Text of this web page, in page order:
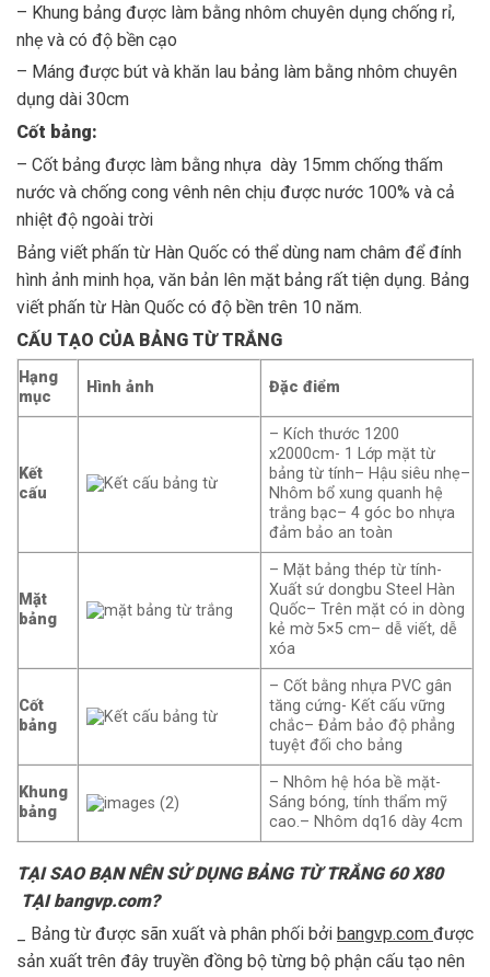
– Khung bảng được làm bằng nhôm chuyên dụng chống rỉ,
nhẹ và có độ bền cạo
– Máng được bút và khăn lau bảng làm bằng nhôm chuyên
dụng dài 30cm
Cốt bảng:
– Cốt bảng được làm bằng nhựa dày 15mm chống thấm
nước và chống cong vênh nên chịu được nước 100% và cả
nhiệt độ ngoài trời
Bảng viết phấn từ Hàn Quốc có thể dùng nam châm để đính
hình ảnh minh họa, văn bản lên mặt bảng rất tiện dụng. Bảng
viết phấn từ Hàn Quốc có độ bền trên 10 năm.
CẤU TẠO CỦA BẢNG TỪ TRẮNG
Hạng
mục
Hình ảnh Đặc điểm
Kết
cấu
– Kích thước 1200
x2000cm- 1 Lớp mặt từ
bảng từ tính– Hậu siêu nhẹ–
Nhôm bổ xung quanh hệ
trắng bạc– 4 góc bo nhựa
đảm bảo an toàn
Mặt
bảng
– Mặt bảng thép từ tính-
Xuất sứ dongbu Steel Hàn
Quốc– Trên mặt có in dòng
kẻ mờ 5×5 cm– dễ viết, dễ
xóa
Cốt
bảng
– Cốt bằng nhựa PVC gân
tăng cứng- Kết cấu vững
chắc– Đảm bảo độ phẳng
tuyệt đối cho bảng
Khung
bảng
– Nhôm hệ hóa bề mặt-
Sáng bóng, tính thẩm mỹ
cao.– Nhôm dq16 dày 4cm
TẠI SAO BẠN NÊN SỬ DỤNG BẢNG TỪ TRẮNG 60 X80
TẠI bangvp.com?
_ Bảng từ được sãn xuất và phân phối bởi bangvp.com được
sản xuất trên đây truyền đồng bộ từng bộ phận cấu tạo nên